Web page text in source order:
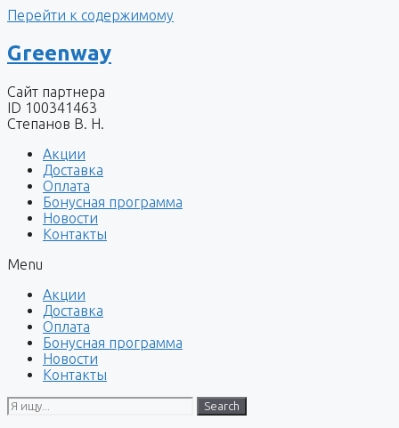
Перейти к содержимому
Greenway
Сайт партнера
ID 100341463
Степанов В. Н.
Акции
Доставка
Оплата
Бонусная программа
Новости
Контакты
Menu
Акции
Доставка
Оплата
Бонусная программа
Новости
Контакты
Search